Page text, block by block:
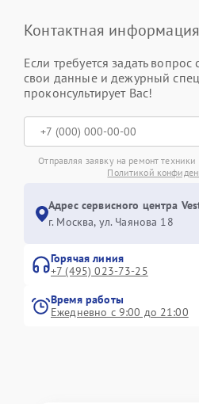
Контактная информация
Если требуется задать вопрос
свои данные и дежурный
проконсультирует Вас!
Отправляя заявку на ремонт
Политикой
Адрес сервисного центра
г. Москва, ул. Чаянова 18
Горячая линия
+7 (495) 023-73-25
Время работы
Ежедневно с 9:00 до 21:00